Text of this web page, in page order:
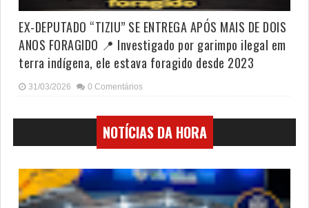
EX-DEPUTADO “TIZIU” SE ENTREGA APÓS MAIS DE DOIS
ANOS FORAGIDO 📍 Investigado por garimpo ilegal em
terra indígena, ele estava foragido desde 2023
31/03/2026 0 Comentários
NOTÍCIAS DA HORA